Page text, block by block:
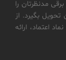
مدنظرتان را
بگیرد. از
اعتماد، ارائه